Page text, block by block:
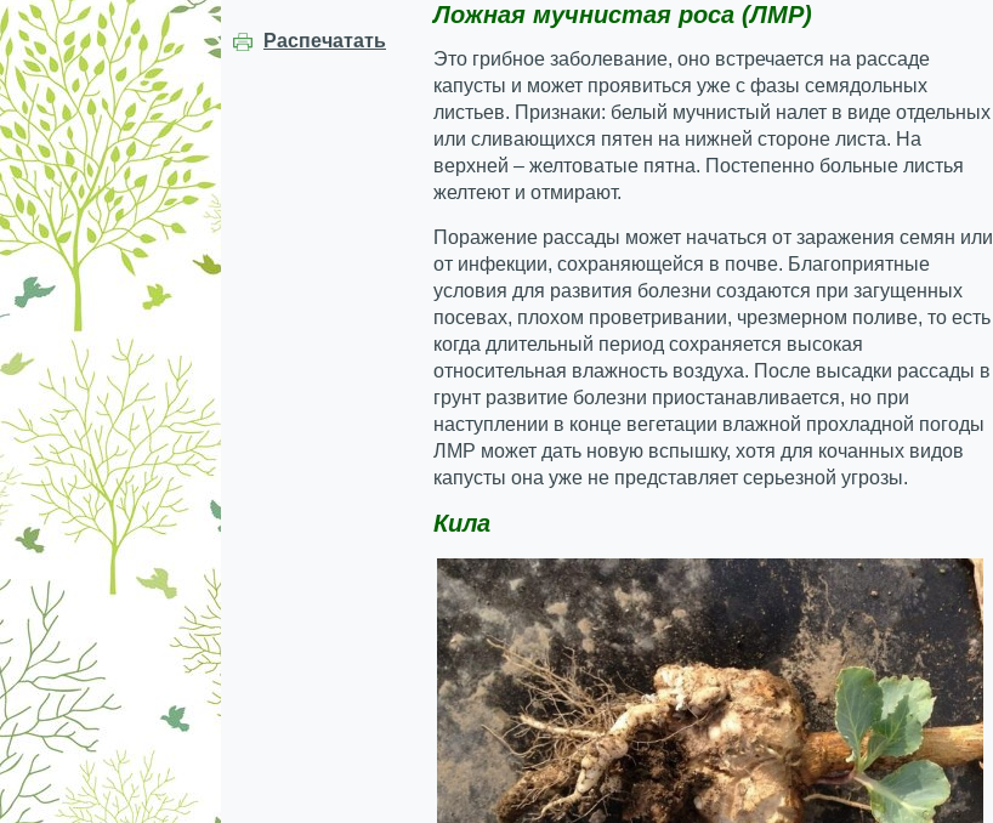
Распечатать
Ложная мучнистая роса (ЛМР)
Это грибное заболевание, оно встречается на рассаде
капусты и может проявиться уже с фазы семядольных
листьев. Признаки: белый мучнистый налет в виде отдельных
или сливающихся пятен на нижней стороне листа. На
верхней – желтоватые пятна. Постепенно больные листья
желтеют и отмирают.
Поражение рассады может начаться от заражения семян или
от инфекции, сохраняющейся в почве. Благоприятные
условия для развития болезни создаются при загущенных
посевах, плохом проветривании, чрезмерном поливе, то есть
когда длительный период сохраняется высокая
относительная влажность воздуха. После высадки рассады в
грунт развитие болезни приостанавливается, но при
наступлении в конце вегетации влажной прохладной погоды
ЛМР может дать новую вспышку, хотя для кочанных видов
капусты она уже не представляет серьезной угрозы.
Кила